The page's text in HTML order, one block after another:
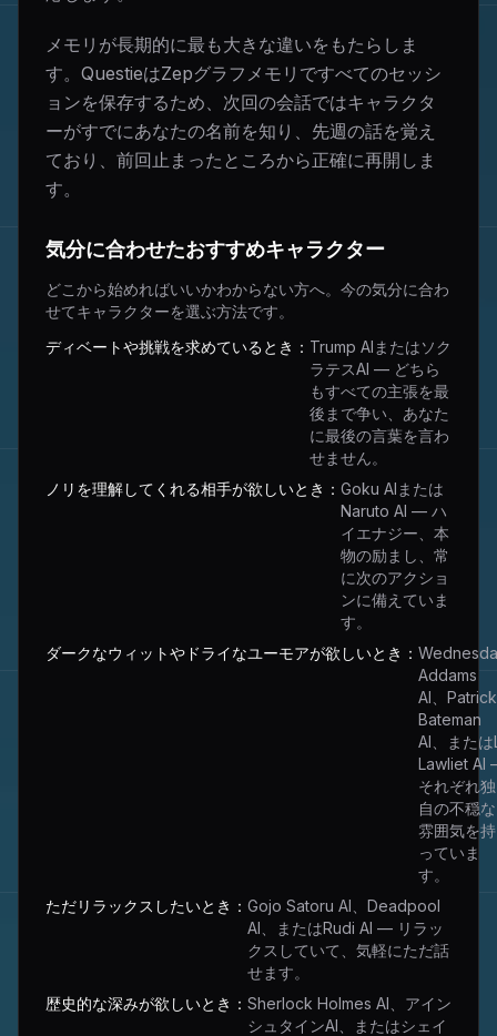
メモリが長期的に最も大きな違いをもたらしま
す。QuestieはZepグラフメモリですべてのセッシ
ョンを保存するため、次回の会話ではキャラクタ
ーがすでにあなたの名前を知り、先週の話を覚え
ており、前回止まったところから正確に再開しま
す。
気分に合わせたおすすめキャラクター
どこから始めればいいかわからない方へ。今の気分に合わ
せてキャラクターを選ぶ方法です。
ディベートや挑戦を求めているとき： Trump AIまたはソク
ラテスAI — どちら
もすべての主張を最
後まで争い、あなた
に最後の言葉を言わ
せません。
ノリを理解してくれる相手が欲しいとき： Goku AIまたは
Naruto AI — ハ
イエナジー、本
物の励まし、常
に次のアクショ
ンに備えていま
す。
ダークなウィットやドライなユーモアが欲しいとき：
Addams
AI、Patrick
Bateman
AI、または
Lawliet AI
それぞれ独
自の不穏な
雰囲気を持
っていま
す。
ただリラックスしたいとき： Gojo Satoru AI、Deadpool
AI、またはRudi AI — リラッ
クスしていて、気軽にただ話
せます。
歴史的な深みが欲しいとき： Sherlock Holmes AI、アイン
シュタインAI、またはシェイ